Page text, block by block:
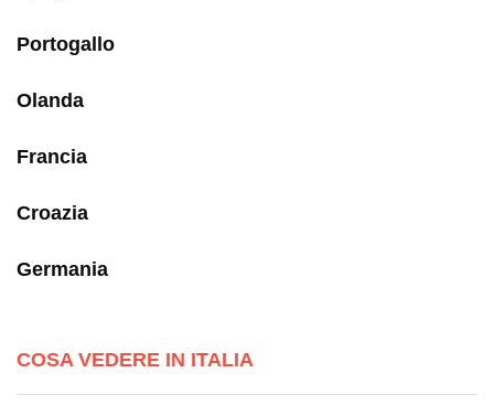
Portogallo
Olanda
Francia
Croazia
Germania
COSA VEDERE IN ITALIA